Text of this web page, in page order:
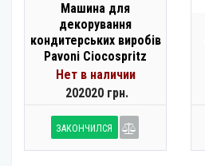
Машина для
декорування
кондитерських виробів
Pavoni Ciocospritz
Нет в наличии
202020 грн.
ЗАКОНЧИЛСЯ